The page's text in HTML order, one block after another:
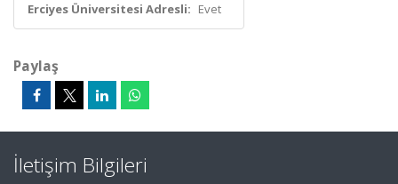
Erciyes Üniversitesi Adresli: Evet
Paylaş
İletişim Bilgileri